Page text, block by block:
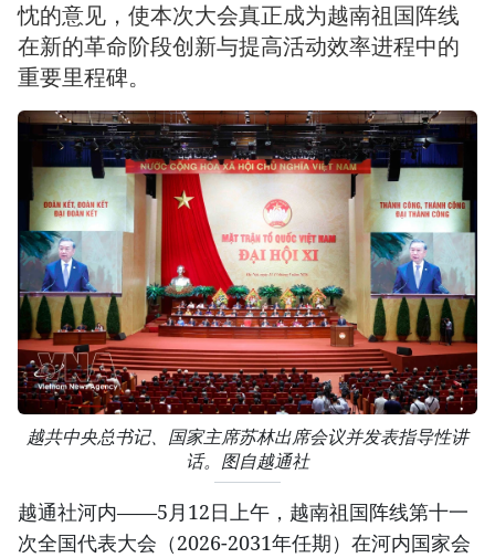
忱的意见，使本次大会真正成为越南祖国阵线
在新的革命阶段创新与提高活动效率进程中的
重要里程碑。
越共中央总书记、国家主席苏林出席会议并发表指导性讲
话。图自越通社
越通社河内——5月12日上午，越南祖国阵线第十一
次全国代表大会（2026-2031年任期）在河内国家会